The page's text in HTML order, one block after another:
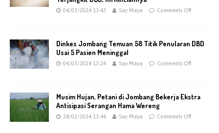
04/03/2024 13:42 Say Maya Comments Off
Dinkes Jombang Temuan 58 Titik Penularan DBD
Usai 5 Pasien Meninggal
04/03/2024 13:24 Say Maya Comments Off
Musim Hujan, Petani di Jombang Bekerja Ekstra
Antisipasi Serangan Hama Wereng
28/02/2024 13:46 Say Maya Comments Off